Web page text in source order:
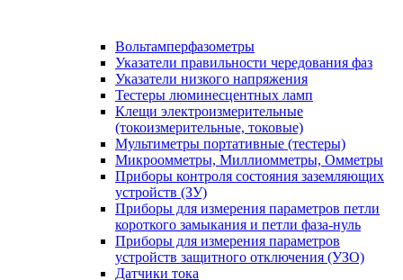
Вольтамперфазометры
Указатели правильности чередования фаз
Указатели низкого напряжения
Тестеры люминесцентных ламп
Клещи электроизмерительные
(токоизмерительные, токовые)
Мультиметры портативные (тестеры)
Микроомметры, Миллиомметры, Омметры
Приборы контроля состояния заземляющих
устройств (ЗУ)
Приборы для измерения параметров петли
короткого замыкания и петли фаза-нуль
Приборы для измерения параметров
устройств защитного отключения (УЗО)
Датчики тока